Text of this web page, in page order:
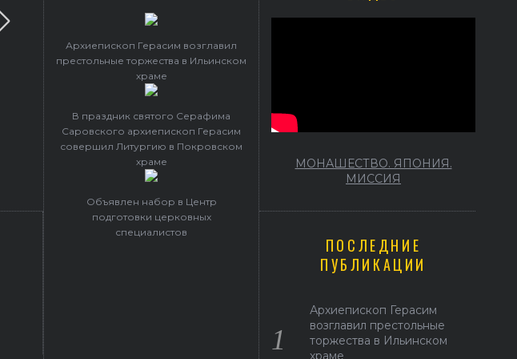
В праздник святого Серафима Саровского архиепископ Герасим совершил Литургию в
Архиепископ Герасим возглавил
престольные торжества в Ильинском
храме
В праздник святого Серафима
Саровского архиепископ Герасим
совершил Литургию в Покровском
храме
Объявлен набор в Центр
подготовки церковных
специалистов
МОНАШЕСТВО. ЯПОНИЯ.
МИССИЯ
ПОСЛЕДНИЕ
ПУБЛИКАЦИИ
Архиепископ Герасим
возглавил престольные
торжества в Ильинском
храме